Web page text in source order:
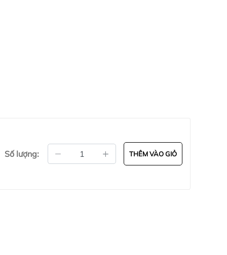
Số lượng: THÊM VÀO GIỎ